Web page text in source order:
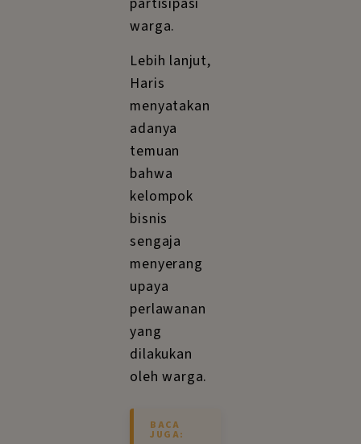
warga.
Lebih lanjut,
Haris
menyatakan
adanya
temuan
bahwa
kelompok
bisnis
sengaja
menyerang
upaya
perlawanan
yang
dilakukan
oleh warga.
BACA
JUGA: